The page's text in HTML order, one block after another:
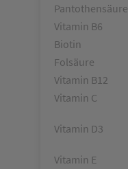
Pantothensäure
Vitamin B6
Biotin
Folsäure
Vitamin B12
Vitamin C
Vitamin D3
Vitamin E